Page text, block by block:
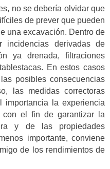
no se debería olvidar que
de prever que pueden
una excavación. Dentro de
incidencias derivadas de
ya drenada, filtraciones
En estos casos
posibles consecuencias
las medidas correctoras
importancia la experiencia
con el fin de garantizar la
y de las propiedades
importante, conviene
de los rendimientos de